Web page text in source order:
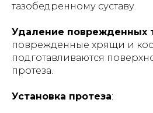
тазобедренному суставу.
Удаление поврежденных
поврежденные хрящи и
подготавливаются
протеза.
Установка протеза: